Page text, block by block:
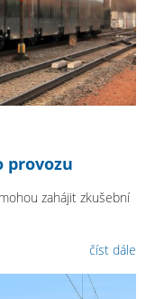
provozu
zahájit zkušební
číst dále